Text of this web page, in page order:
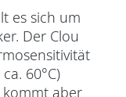
es sich um
Der Clou
60°C)
kommt aber